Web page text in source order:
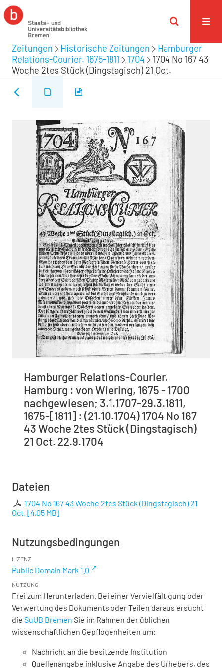
Zeitungen Historische Zeitungen
Hamburger
Relations-Courier. 1675-1811
1704
1704 No 167 43
Woche 2tes Stück (Dingstagisch) 21 Oct.
Hamburger Relations-Courier.
Hamburg : von Wiering, 1675 - 1700
nachgewiesen; 3.1.1707-29.3.1811,
1675-[1811] : (21.10.1704) 1704 No 167
43 Woche 2tes Stück (Dingstagisch)
21 Oct. 22.9.1704
Dateien
1704 No 167 43 Woche 2tes Stück (Dingstagisch) 21
Oct. [4,05 MB]
Nutzungsbedingungen
LIZENZ
Public Domain Mark 1.0
NUTZUNG
Frei zum Herunterladen. Bei einer Vervielfältigung oder
Verwertung des Dokuments oder Teilen daraus ersucht
die SuUB Bremen Sie im Rahmen der üblichen
wissenschaftlichen Gepflogenheiten um:
Nachricht an die besitzende Institution
Quellenangabe inklusive Angabe des Urhebers, des